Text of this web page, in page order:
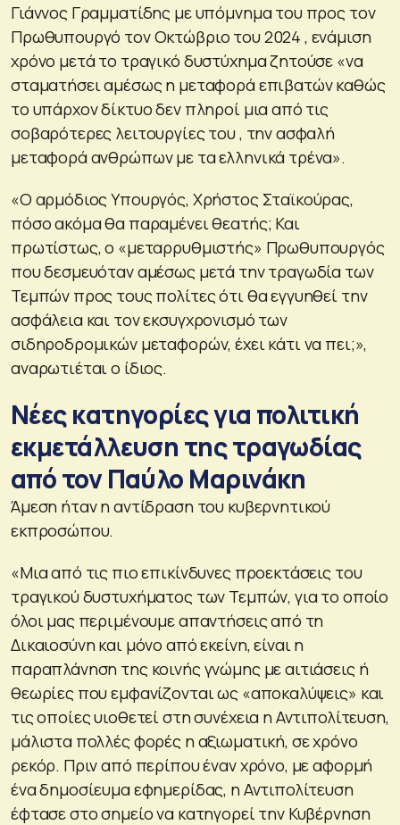
Γιάννος Γραμματίδης με υπόμνημα του προς τον
Πρωθυπουργό τον Οκτώβριο του 2024 , ενάμιση
χρόνο μετά το τραγικό δυστύχημα ζητούσε «να
σταματήσει αμέσως η μεταφορά επιβατών καθώς
το υπάρχον δίκτυο δεν πληροί μια από τις
σοβαρότερες λειτουργίες του , την ασφαλή
μεταφορά ανθρώπων με τα ελληνικά τρένα».
«Ο αρμόδιος Υπουργός, Χρήστος Σταϊκούρας,
πόσο ακόμα θα παραμένει θεατής; Και
πρωτίστως, ο «μεταρρυθμιστής» Πρωθυπουργός
που δεσμευόταν αμέσως μετά την τραγωδία των
Τεμπών προς τους πολίτες ότι θα εγγυηθεί την
ασφάλεια και τον εκσυγχρονισμό των
σιδηροδρομικών μεταφορών, έχει κάτι να πει;»,
αναρωτιέται ο ίδιος.
Νέες κατηγορίες για πολιτική
εκμετάλλευση της τραγωδίας
από τον Παύλο Μαρινάκη
Άμεση ήταν η αντίδραση του κυβερνητικού
εκπροσώπου.
«Μια από τις πιο επικίνδυνες προεκτάσεις του
τραγικού δυστυχήματος των Τεμπών, για το οποίο
όλοι μας περιμένουμε απαντήσεις από τη
Δικαιοσύνη και μόνο από εκείνη, είναι η
παραπλάνηση της κοινής γνώμης με αιτιάσεις ή
θεωρίες που εμφανίζονται ως «αποκαλύψεις» και
τις οποίες υιοθετεί στη συνέχεια η Αντιπολίτευση,
μάλιστα πολλές φορές η αξιωματική, σε χρόνο
ρεκόρ. Πριν από περίπου έναν χρόνο, με αφορμή
ένα δημοσίευμα εφημερίδας, η Αντιπολίτευση
έφτασε στο σημείο να κατηγορεί την Κυβέρνηση